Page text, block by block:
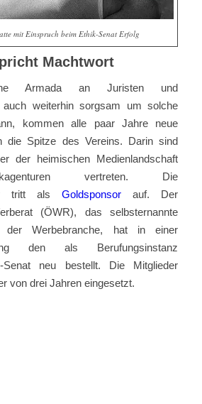
mit Einspruch beim Ethik-Senat Erfolg
Machtwort
Armada an Juristen und
auch weiterhin sorgsam um solche
kommen alle paar Jahre neue
die Spitze des Vereins. Darin sind
der heimischen Medienlandschaft
vertreten. Die
tritt alsGoldsponsor auf. Der
(ÖWR), das selbsternannte
der Werbebranche, hat in einer
den als Berufungsinstanz
Senat neu bestellt. Die Mitglieder
von drei Jahren eingesetzt.